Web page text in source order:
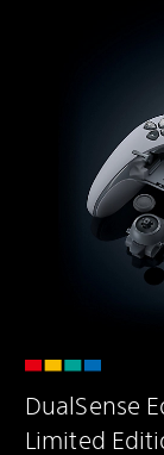
DualSense
Limited